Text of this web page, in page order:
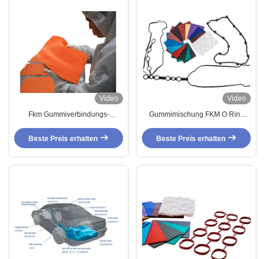
Video
Fkm Gummiverbindungs-
Fahrzeuggummi-Teile
Beste Preis erhalten
Video
Gummimischung FKM O Ring
ISO9001 Fluoroelastomer
Beste Preis erhalten